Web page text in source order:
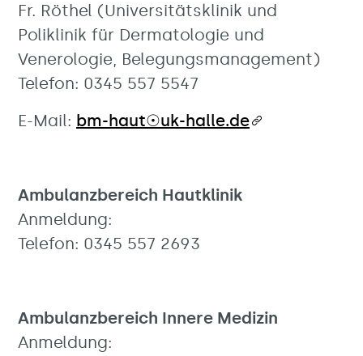
Fr. Röthel (Universitätsklinik und
Poliklinik für Dermatologie und
Venerologie, Belegungsmanagement)
Telefon: 0345 557 5547
E-Mail: bm-haut☉uk-halle.de
Ambulanzbereich Hautklinik
Anmeldung:
Telefon: 0345 557 2693
Ambulanzbereich Innere Medizin
Anmeldung: